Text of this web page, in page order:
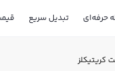
حرفه‌ای تبدیل سریع
کریتیکلز